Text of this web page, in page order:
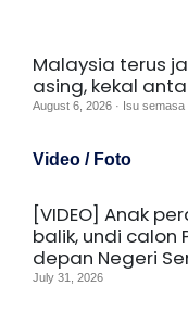
Malaysia terus
asing, kekal
August 6, 2026 · Isu semasa
Video / Foto
[VIDEO] Anak
balik, undi calon
depan Negeri
July 31, 2026